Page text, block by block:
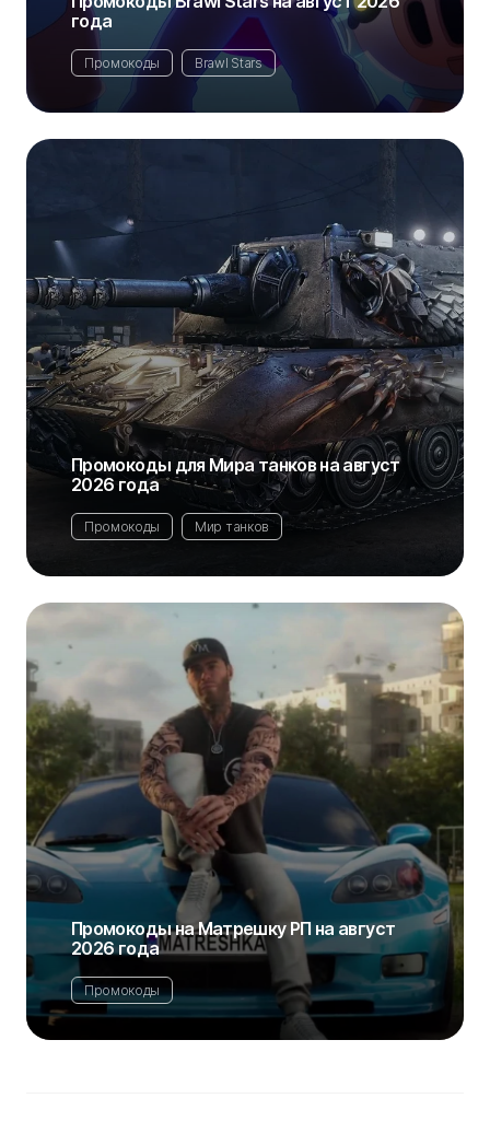
года
Промокоды Brawl Stars
Промокоды для Мира танков на август
2026 года
Промокоды Мир танков
Промокоды на Матрешку РП на август
2026 года
Промокоды